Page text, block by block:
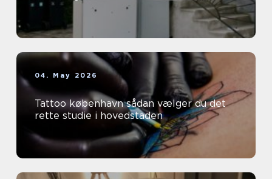
04. May 2026
Tattoo københavn sådan vælger du det
rette studie i hovedstaden